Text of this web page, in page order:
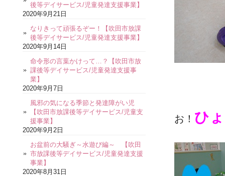
お！ ひ
後等デイサービス/児童発達支援事業】
2020年9月21日
なりきって頑張るぞー！【吹田市放課
後等デイサービス/児童発達支援事業】
2020年9月14日
命令形の言葉かけって…？【吹田市放
課後等デイサービス/児童発達支援事
業】
2020年9月7日
風邪の気になる季節と発達障がい児
【吹田市放課後等デイサービス/児童支
援事業】
2020年9月2日
お盆前の大騒ぎ～水遊び編～ 【吹田
市放課後等デイサービス/児童発達支援
事業】
2020年8月31日